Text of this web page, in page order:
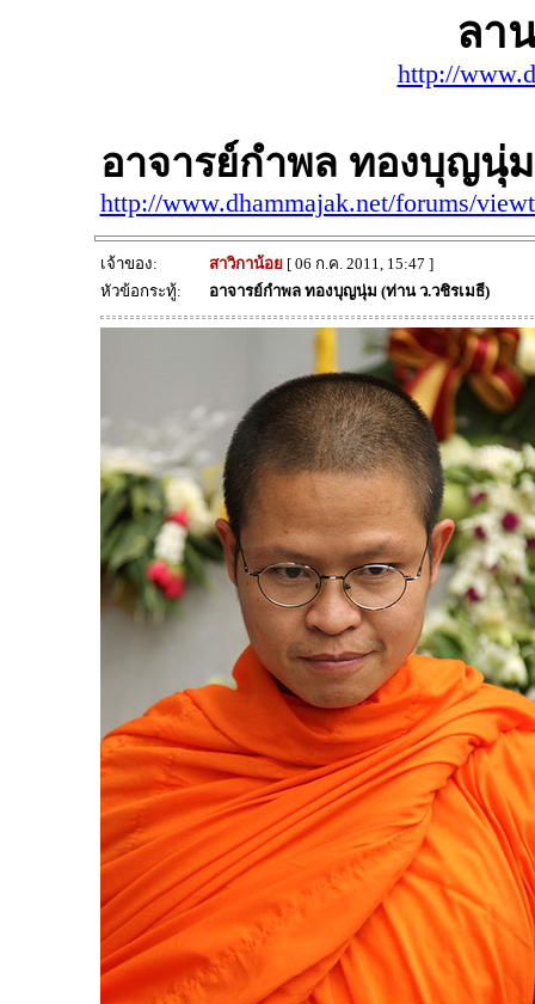
ลา
http://
อาจารย์กำพล ทองบุญนุ่
http://www.dhammajak.net/forums/
เจ้าของ: สาวิกาน้อย[ 06 ก.ค. 2011, 15:47 ]
หัวข้อกระทู้:
อาจารย์กำพล ทองบุญนุ่ม (ท่าน ว.วชิรเมธี)